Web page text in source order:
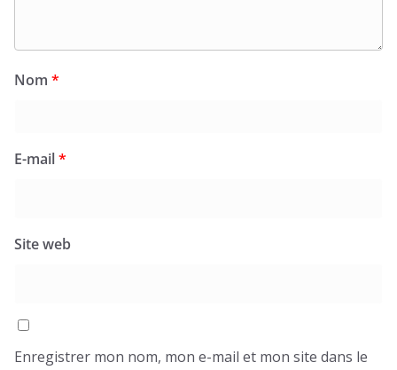
Nom *
E-mail*
Site web
Enregistrer mon nom, mon e-mail et mon site dans le